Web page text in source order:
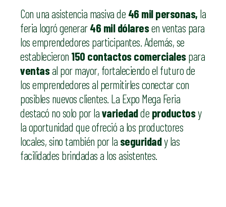
Con una asistencia masiva de 46 mil personas, la
feria logró generar46 mil dólaresen ventas para
los emprendedores participantes. Además, se
establecieron 150 contactos comercialespara
ventasal por mayor, fortaleciendo el futuro de
los emprendedores al permitirles conectar con
posibles nuevos clientes. La Expo Mega Feria
destacó no solo por lavariedadde productosy
la oportunidad que ofreció a los productores
locales, sino también por la seguridady las
facilidades brindadas a los asistentes.